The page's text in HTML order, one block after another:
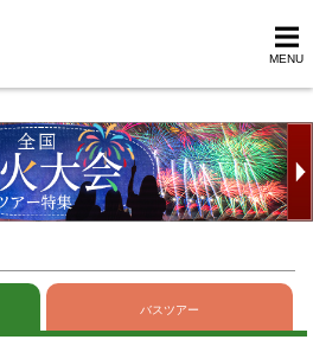
MENU
バスツアー